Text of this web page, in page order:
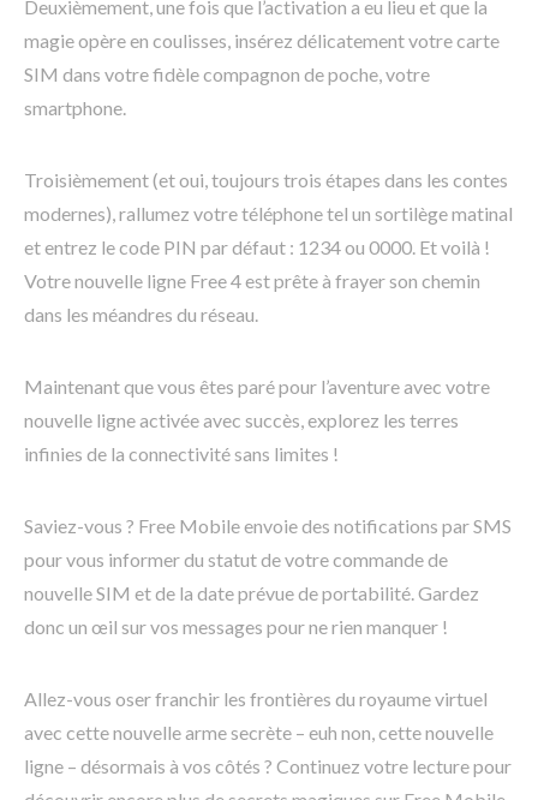
Deuxièmement, une fois que l’activation a eu lieu et que la
magie opère en coulisses, insérez délicatement votre carte
SIM dans votre fidèle compagnon de poche, votre
smartphone.
Troisièmement (et oui, toujours trois étapes dans les contes
modernes), rallumez votre téléphone tel un sortilège matinal
et entrez le code PIN par défaut : 1234 ou 0000. Et voilà !
Votre nouvelle ligne Free 4 est prête à frayer son chemin
dans les méandres du réseau.
Maintenant que vous êtes paré pour l’aventure avec votre
nouvelle ligne activée avec succès, explorez les terres
infinies de la connectivité sans limites !
Saviez-vous ? Free Mobile envoie des notifications par SMS
pour vous informer du statut de votre commande de
nouvelle SIM et de la date prévue de portabilité. Gardez
donc un œil sur vos messages pour ne rien manquer !
Allez-vous oser franchir les frontières du royaume virtuel
avec cette nouvelle arme secrète – euh non, cette nouvelle
ligne – désormais à vos côtés ? Continuez votre lecture pour